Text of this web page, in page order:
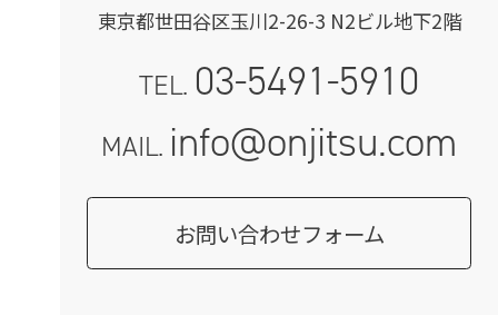
東京都世田谷区玉川2-26-3 N2ビル地下2階
TEL. 03-5491-5910
MAIL. info@onjitsu.com
お問い合わせフォーム